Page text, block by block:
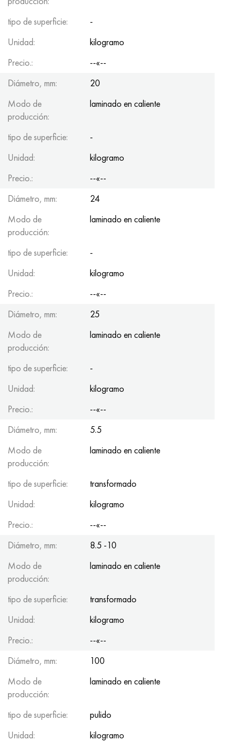
tipo de superficie:
-
Unidad:
kilogramo
Precio.:
--«--
Diámetro, mm:
20
Modo de
producción:
laminado en caliente
tipo de superficie:
-
Unidad:
kilogramo
Precio.:
--«--
Diámetro, mm:
24
Modo de
producción:
laminado en caliente
tipo de superficie:
-
Unidad:
kilogramo
Precio.:
--«--
Diámetro, mm:
25
Modo de
producción:
laminado en caliente
tipo de superficie:
-
Unidad:
kilogramo
Precio.:
--«--
Diámetro, mm:
5.5
Modo de
producción:
laminado en caliente
tipo de superficie:
transformado
Unidad:
kilogramo
Precio.:
--«--
Diámetro, mm:
8.5 -10
Modo de
producción:
laminado en caliente
tipo de superficie:
transformado
Unidad:
kilogramo
Precio.:
--«--
Diámetro, mm:
100
Modo de
producción:
laminado en caliente
tipo de superficie:
pulido
Unidad:
kilogramo